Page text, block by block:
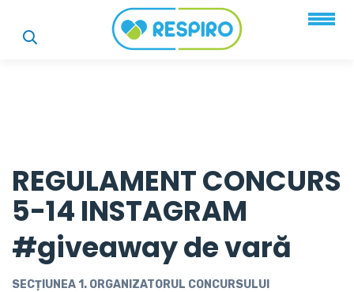
REGULAMENT CONCURS
5-14 INSTAGRAM
#giveaway de vară
SECȚIUNEA 1. ORGANIZATORUL CONCURSULUI